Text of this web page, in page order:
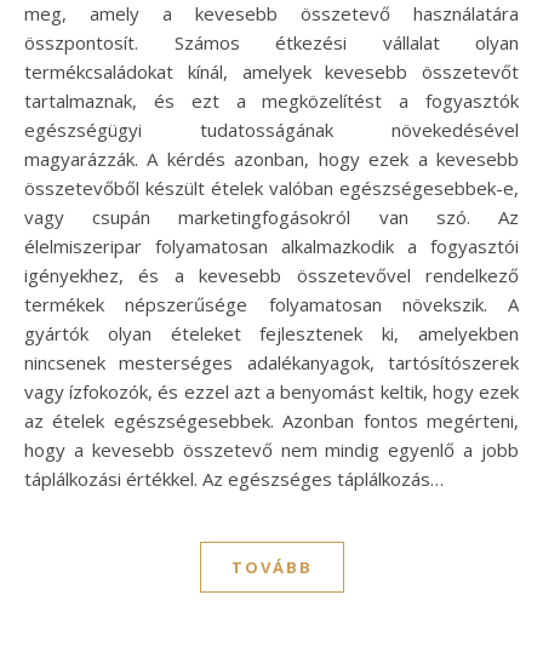
meg, amely a kevesebb összetevő használatára
összpontosít. Számos étkezési vállalat olyan
termékcsaládokat kínál, amelyek kevesebb összetevőt
tartalmaznak, és ezt a megközelítést a fogyasztók
egészségügyi tudatosságának növekedésével
magyarázzák. A kérdés azonban, hogy ezek a kevesebb
összetevőből készült ételek valóban egészségesebbek-e,
vagy csupán marketingfogásokról van szó. Az
élelmiszeripar folyamatosan alkalmazkodik a fogyasztói
igényekhez, és a kevesebb összetevővel rendelkező
termékek népszerűsége folyamatosan növekszik. A
gyártók olyan ételeket fejlesztenek ki, amelyekben
nincsenek mesterséges adalékanyagok, tartósítószerek
vagy ízfokozók, és ezzel azt a benyomást keltik, hogy ezek
az ételek egészségesebbek. Azonban fontos megérteni,
hogy a kevesebb összetevő nem mindig egyenlő a jobb
táplálkozási értékkel. Az egészséges táplálkozás…
TOVÁBB